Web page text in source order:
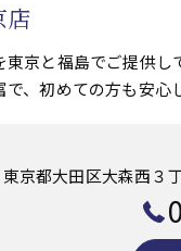
店
京と福島でご提供
、初めての方も安心
東京都大田区大森西３